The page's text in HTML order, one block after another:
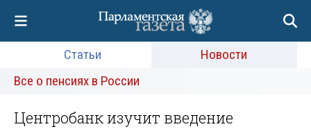
Статьи
Новости
Все о пенсиях в России
Центробанк изучит введение